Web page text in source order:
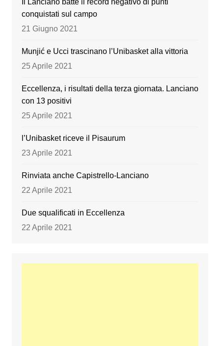
o
o
m
conquistati sul campo
21 Giugno 2021
Munjić e Ucci trascinano l’Unibasket alla vittoria
25 Aprile 2021
Eccellenza, i risultati della terza giornata. Lanciano
con 13 positivi
25 Aprile 2021
l’Unibasket riceve il Pisaurum
23 Aprile 2021
Rinviata anche Capistrello-Lanciano
22 Aprile 2021
Due squalificati in Eccellenza
22 Aprile 2021